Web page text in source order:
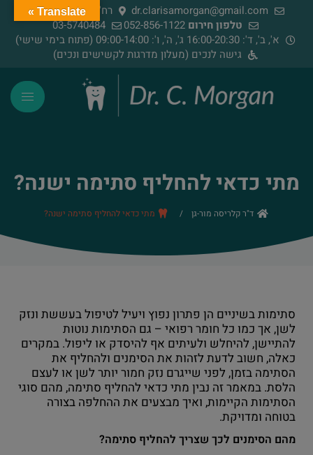
dr.clarisamorgan@gmail.com
רח' הירדן 91, רמת גן
טלפון חירום
03-5740484
א', ב', ד': 16:00-20:30 ג', ה', ו': 09:00-14:00 (פתוח בימי שישי)
גישה לנכים (מעלון מדרגות לקשישים ונכים)
מתי כדאי להחליף סתימה ישנה?
ד"ר קלריסה מור-גן / מתי כדאי להחליף סתימה ישנה?
סתימות בשיניים הן פתרון נפוץ ויעיל לטיפול בעששת ונזק
לשן, אך כמו כל חומר רפואי – גם הסתימות נוטות
להתיישן, להיחלש ולעיתים אף להיסדק או ליפול. במקרים
כאלה, חשוב לדעת לזהות את הסימנים ולהחליף את
הסתימה בזמן, לפני שייגרם נזק חמור יותר לשן או לעצם
הלסת. במאמר זה נבין מתי כדאי להחליף סתימה, מהם סוגי
הסתימות הקיימות, ואיך מבצעים את ההחלפה בצורה
בטוחה ומדויקת.
מהם הסימנים לכך שצריך להחליף סתימה?
Translate »